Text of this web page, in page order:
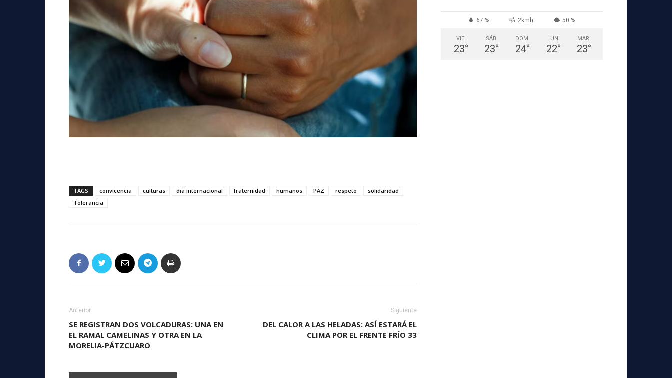
TAGS convicencia culturas dia internacional fraternidad humanos PAZ respeto
solidaridad
Tolerancia
Anterior
SE REGISTRAN DOS VOLCADURAS: UNA EN
EL RAMAL CAMELINAS Y OTRA EN LA
MORELIA-PÁTZCUARO
Siguiente
DEL CALOR A LAS HELADAS: ASÍ ESTARÁ EL
CLIMA POR EL FRENTE FRÍO 33
67 % 2kmh 50 %
VIE
23°
SÁB
23°
DOM
24°
LUN
22°
MAR
23°